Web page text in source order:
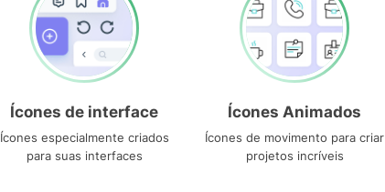
Ícones de interface
Ícones especialmente criados
para suas interfaces
Ícones Animados
Ícones de movimento para criar
projetos incríveis